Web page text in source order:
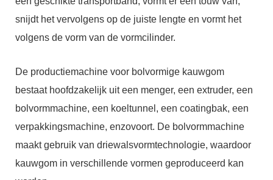
snijdt het vervolgens op de juiste lengte en vormt het
volgens de vorm van de vormcilinder.
De productiemachine voor bolvormige kauwgom
bestaat hoofdzakelijk uit een menger, een extruder, een
bolvormmachine, een koeltunnel, een coatingbak, een
verpakkingsmachine, enzovoort. De bolvormmachine
maakt gebruik van driewalsvormtechnologie, waardoor
kauwgom in verschillende vormen geproduceerd kan